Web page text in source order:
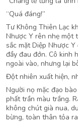
“Quá đáng!”
Tư Không Thiên Lạc
Nhược Y rên nhẹ một
sắc mặt Diệp Nhược
đầy đau đớn. Cô kinh
ngoài vào, nhưng lại
Đột nhiên xuất hiện,
Người nọ mặc đạo
phất trần màu trắng.
không chút già nua,
bừng, toàn thân tỏa